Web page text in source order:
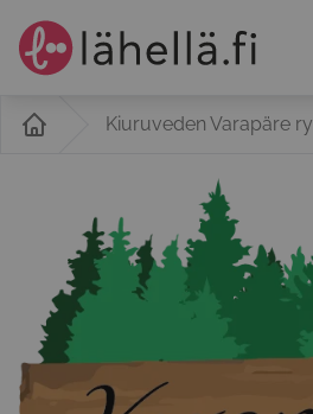
Kiuruveden Varapäre ry